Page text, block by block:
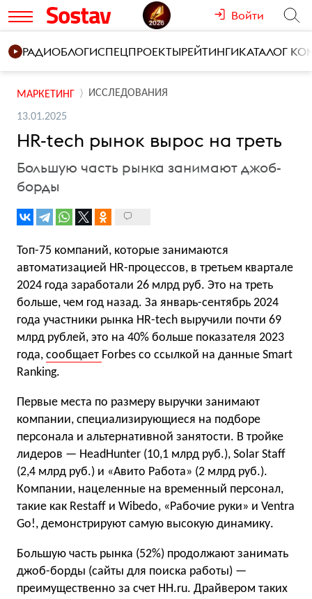
Войти
РАДИОБЛОГИСПЕЦПРОЕКТЫРЕЙТИНГИКАТАЛОГ
МАРКЕТИНГ ИССЛЕДОВАНИЯ
13.01.2025
HR-tech рынок вырос на треть
Большую часть рынка занимают джоб-
борды
Топ-75 компаний, которые занимаются
автоматизацией HR-процессов, в третьем квартале
2024 года заработали 26 млрд руб. Это на треть
больше, чем год назад. За январь-сентябрь 2024
года участники рынка HR-tech выручили почти 69
млрд рублей, это на 40% больше показателя 2023
года, сообщает Forbes со ссылкой на данные Smart
Ranking.
Первые места по размеру выручки занимают
компании, специализирующиеся на подборе
персонала и альтернативной занятости. В тройке
лидеров — HeadHunter (10,1 млрд руб.), Solar Staff
(2,4 млрд руб.) и «Авито Работа» (2 млрд руб.).
Компании, нацеленные на временный персонал,
такие как Restaff и Wibedo, «Рабочие руки» и Ventra
Go!, демонстрируют самую высокую динамику.
Большую часть рынка (52%) продолжают занимать
джоб-борды (сайты для поиска работы) —
преимущественно за счет HH.ru. Драйвером таких